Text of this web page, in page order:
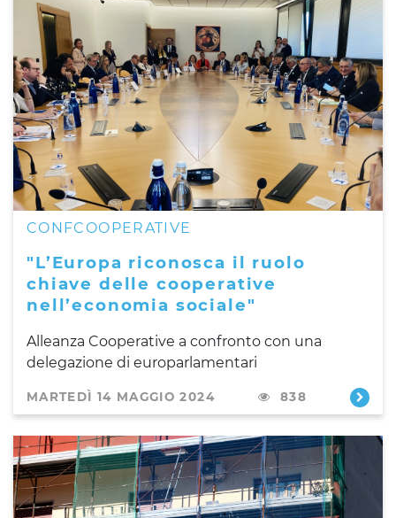
CONFCOOPERATIVE
"L’Europa riconosca il ruolo
chiave delle cooperative
nell’economia sociale"
Alleanza Cooperative a confronto con una
delegazione di europarlamentari
MARTEDÌ 14 MAGGIO 2024 838